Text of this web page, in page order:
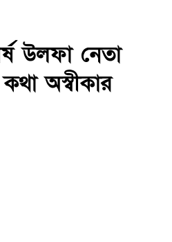
উলফা নেতা
অস্বীকার